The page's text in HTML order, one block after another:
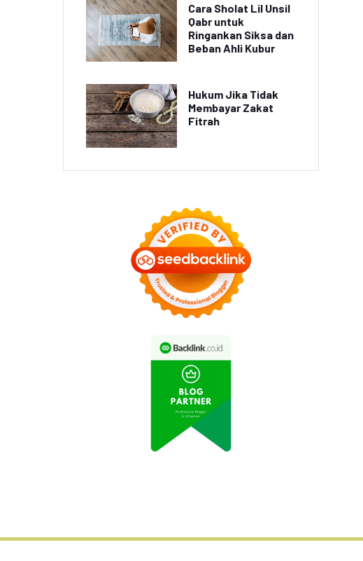
Viral: Petani Indonesia
Sukses Budidaya
Sayuran di Atap Rumah
Permintaan Buah Segar
di Jakarta Meningkat
Cara Sholat Lil Unsil
Qabr untuk
Ringankan Siksa dan
Beban Ahli Kubur
Hukum Jika Tidak
Membayar Zakat
Fitrah